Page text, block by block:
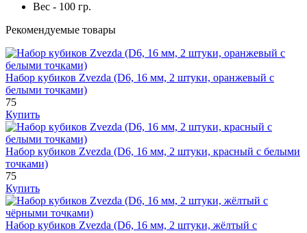
Вес - 100 гр.
Рекомендуемые товары
Набор кубиков Zvezda (D6, 16 мм, 2 штуки, оранжевый с
белыми точками)
75
Купить
Набор кубиков Zvezda (D6, 16 мм, 2 штуки, красный с белыми
точками)
75
Купить
Набор кубиков Zvezda (D6, 16 мм, 2 штуки, жёлтый с